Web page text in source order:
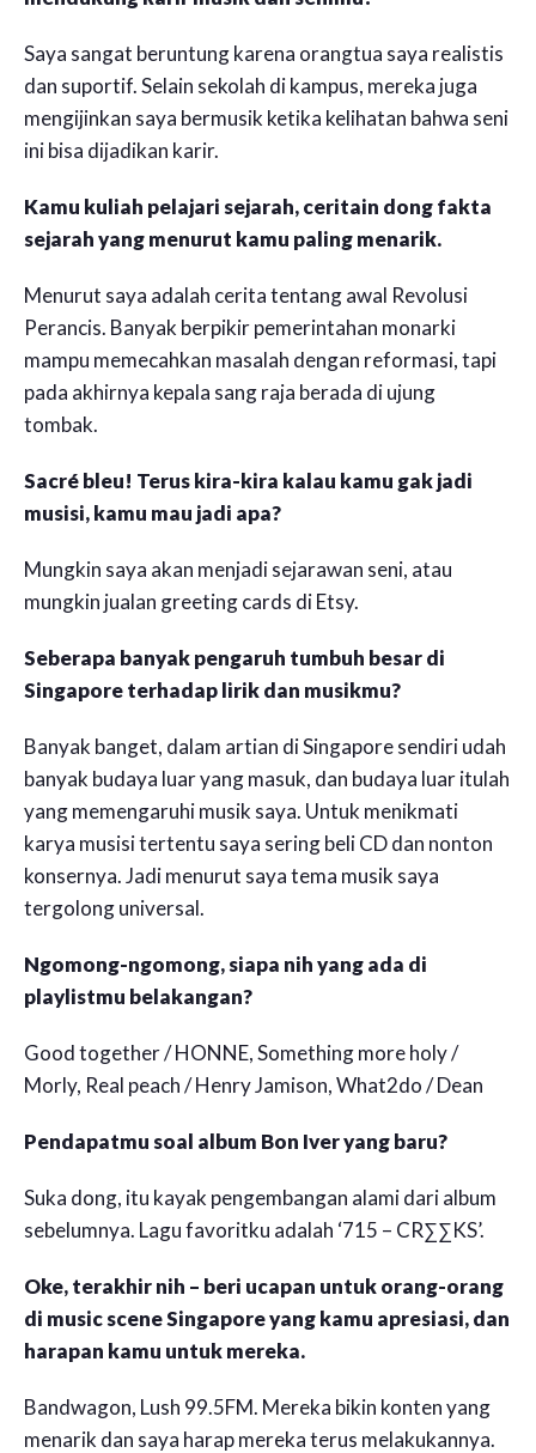
Saya sangat beruntung karena orangtua saya realistis
dan suportif. Selain sekolah di kampus, mereka juga
mengijinkan saya bermusik ketika kelihatan bahwa seni
ini bisa dijadikan karir.
Kamu kuliah pelajari sejarah, ceritain dong fakta
sejarah yang menurut kamu paling menarik.
Menurut saya adalah cerita tentang awal Revolusi
Perancis. Banyak berpikir pemerintahan monarki
mampu memecahkan masalah dengan reformasi, tapi
pada akhirnya kepala sang raja berada di ujung
tombak.
Sacré bleu! Terus kira-kira kalau kamu gak jadi
musisi, kamu mau jadi apa?
Mungkin saya akan menjadi sejarawan seni, atau
mungkin jualan greeting cards di Etsy.
Seberapa banyak pengaruh tumbuh besar di
Singapore terhadap lirik dan musikmu?
Banyak banget, dalam artian di Singapore sendiri udah
banyak budaya luar yang masuk, dan budaya luar itulah
yang memengaruhi musik saya. Untuk menikmati
karya musisi tertentu saya sering beli CD dan nonton
konsernya. Jadi menurut saya tema musik saya
tergolong universal.
Ngomong-ngomong, siapa nih yang ada di
playlistmu belakangan?
Good together / HONNE, Something more holy /
Morly, Real peach / Henry Jamison, What2do / Dean
Pendapatmu soal album Bon Iver yang baru?
Suka dong, itu kayak pengembangan alami dari album
sebelumnya. Lagu favoritku adalah ‘715 – CR∑∑KS’.
Oke, terakhir nih – beri ucapan untuk orang-orang
di music scene Singapore yang kamu apresiasi, dan
harapan kamu untuk mereka.
Bandwagon, Lush 99.5FM. Mereka bikin konten yang
menarik dan saya harap mereka terus melakukannya.